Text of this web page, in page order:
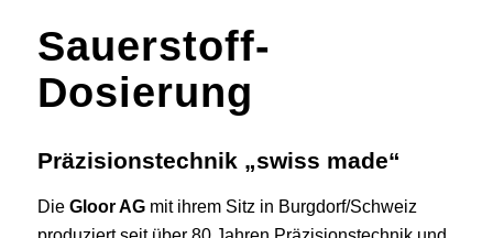
Sauerstoff-
Dosierung
Präzisionstechnik „swiss made“
DieGloor AGmit ihrem Sitz in Burgdorf/Schweiz